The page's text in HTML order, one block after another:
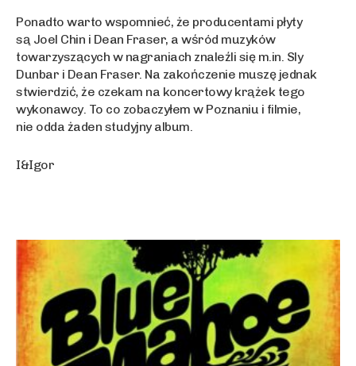
Ponadto warto wspomnieć, że producentami płyty
są Joel Chin i Dean Fraser, a wśród muzyków
towarzyszących w nagraniach znaleźli się m.in. Sly
Dunbar i Dean Fraser. Na zakończenie muszę jednak
stwierdzić, że czekam na koncertowy krążek tego
wykonawcy. To co zobaczyłem w Poznaniu i filmie,
nie odda żaden studyjny album.
I&Igor